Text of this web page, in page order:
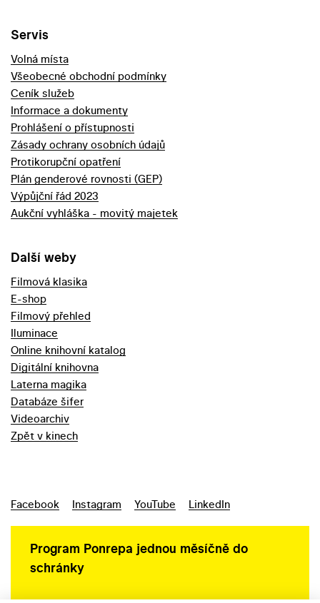
Servis
Volná místa
Všeobecné obchodní podmínky
Ceník služeb
Informace a dokumenty
Prohlášení o přístupnosti
Zásady ochrany osobních údajů
Protikorupční opatření
Plán genderové rovnosti (GEP)
Výpůjční řád 2023
Aukční vyhláška - movitý majetek
Další weby
Filmová klasika
E-shop
Filmový přehled
Iluminace
Online knihovní katalog
Digitální knihovna
Laterna magika
Databáze šifer
Videoarchiv
Zpět v kinech
Facebook Instagram YouTube LinkedIn
Program Ponrepa jednou měsíčně do
schránky